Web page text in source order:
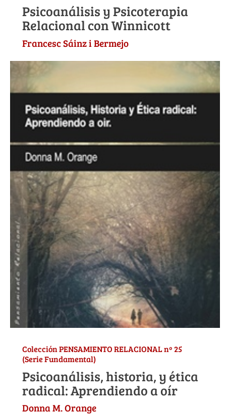
Psicoanálisis y Psicoterapia
Relacional con Winnicott
Francesc Sáinz i Bermejo
Colección PENSAMIENTO RELACIONAL nº 25
(Serie Fundamental)
Psicoanálisis, historia, y ética
radical: Aprendiendo a oír
Donna M. Orange